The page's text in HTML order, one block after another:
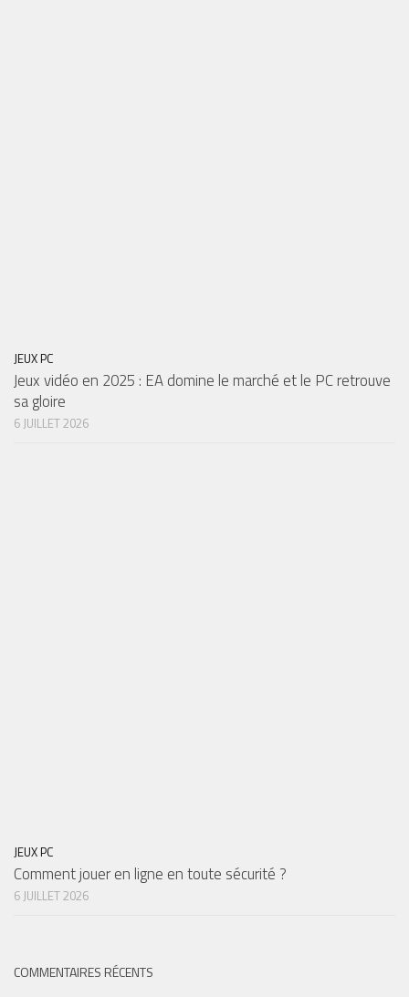
JEUX PC
Jeux vidéo en 2025 : EA domine le marché et le PC retrouve
sa gloire
6 JUILLET 2026
JEUX PC
Comment jouer en ligne en toute sécurité ?
6 JUILLET 2026
COMMENTAIRES RÉCENTS